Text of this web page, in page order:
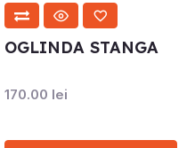
OGLINDA STANGA
170.00 lei